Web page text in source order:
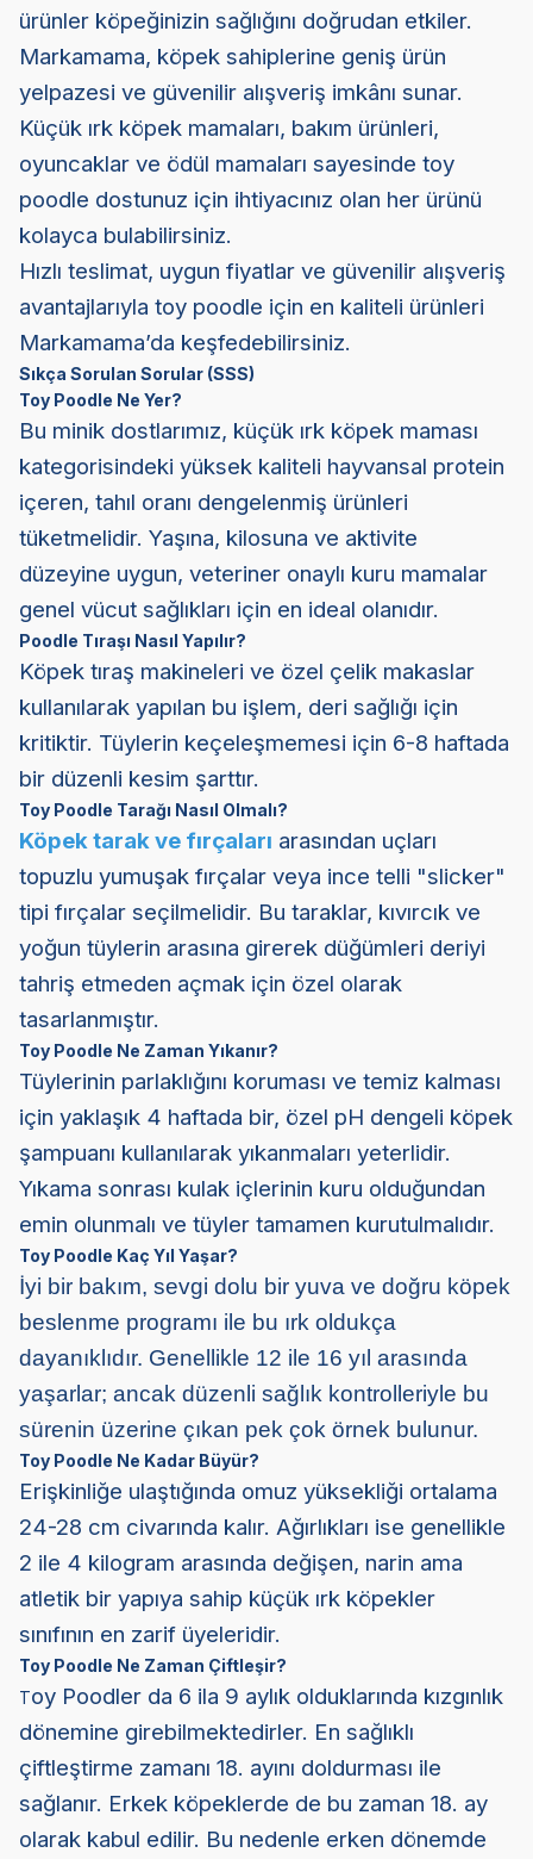
ürünler köpeğinizin sağlığını doğrudan etkiler.
Markamama, köpek sahiplerine geniş ürün
yelpazesi ve güvenilir alışveriş imkânı sunar.
Küçük ırk köpek mamaları, bakım ürünleri,
oyuncaklar ve ödül mamaları sayesinde toy
poodle dostunuz için ihtiyacınız olan her ürünü
kolayca bulabilirsiniz.
Hızlı teslimat, uygun fiyatlar ve güvenilir alışveriş
avantajlarıyla toy poodle için en kaliteli ürünleri
Markamama’da keşfedebilirsiniz.
Sıkça Sorulan Sorular (SSS)
Toy Poodle Ne Yer?
Bu minik dostlarımız, küçük ırk köpek maması
kategorisindeki yüksek kaliteli hayvansal protein
içeren, tahıl oranı dengelenmiş ürünleri
tüketmelidir. Yaşına, kilosuna ve aktivite
düzeyine uygun, veteriner onaylı kuru mamalar
genel vücut sağlıkları için en ideal olanıdır.
Poodle Tıraşı Nasıl Yapılır?
Köpek tıraş makineleri ve özel çelik makaslar
kullanılarak yapılan bu işlem, deri sağlığı için
kritiktir. Tüylerin keçeleşmemesi için 6-8 haftada
bir düzenli kesim şarttır.
Toy Poodle Tarağı Nasıl Olmalı?
Köpek tarak ve fırçaları arasından uçları
topuzlu yumuşak fırçalar veya ince telli "slicker"
tipi fırçalar seçilmelidir. Bu taraklar, kıvırcık ve
yoğun tüylerin arasına girerek düğümleri deriyi
tahriş etmeden açmak için özel olarak
tasarlanmıştır.
Toy Poodle Ne Zaman Yıkanır?
Tüylerinin parlaklığını koruması ve temiz kalması
için yaklaşık 4 haftada bir, özel pH dengeli köpek
şampuanı kullanılarak yıkanmaları yeterlidir.
Yıkama sonrası kulak içlerinin kuru olduğundan
emin olunmalı ve tüyler tamamen kurutulmalıdır.
Toy Poodle Kaç Yıl Yaşar?
İyi bir bakım, sevgi dolu bir yuva ve doğru köpek
beslenme programı ile bu ırk oldukça
dayanıklıdır. Genellikle 12 ile 16 yıl arasında
yaşarlar; ancak düzenli sağlık kontrolleriyle bu
sürenin üzerine çıkan pek çok örnek bulunur.
Toy Poodle Ne Kadar Büyür?
Erişkinliğe ulaştığında omuz yüksekliği ortalama
24-28 cm civarında kalır. Ağırlıkları ise genellikle
2 ile 4 kilogram arasında değişen, narin ama
atletik bir yapıya sahip küçük ırk köpekler
sınıfının en zarif üyeleridir.
Toy Poodle Ne Zaman Çiftleşir?
Toy Poodler da 6 ila 9 aylık olduklarında kızgınlık
dönemine girebilmektedirler. En sağlıklı
çiftleştirme zamanı 18. ayını doldurması ile
sağlanır. Erkek köpeklerde de bu zaman 18. ay
olarak kabul edilir. Bu nedenle erken dönemde